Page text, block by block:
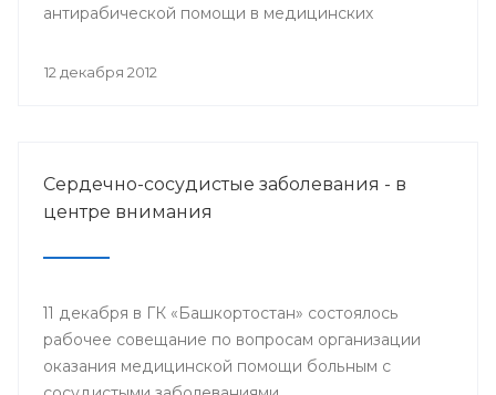
антирабической помощи в медицинских
организовано Минздравом РБ с целью
12 декабря 2012
Сердечно-сосудистые заболевания - в
центре внимания
11 декабря в ГК «Башкортостан» состоялось
рабочее совещание по вопросам организации
оказания медицинской помощи больным с